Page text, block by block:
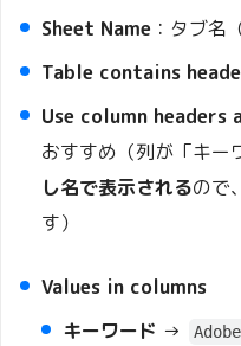
Sheet Name ：タブ名
Table contains
Use column
おすすめ（列が「キー
し名で表示されるので
す）
Values in columns
キーワード → Adobe